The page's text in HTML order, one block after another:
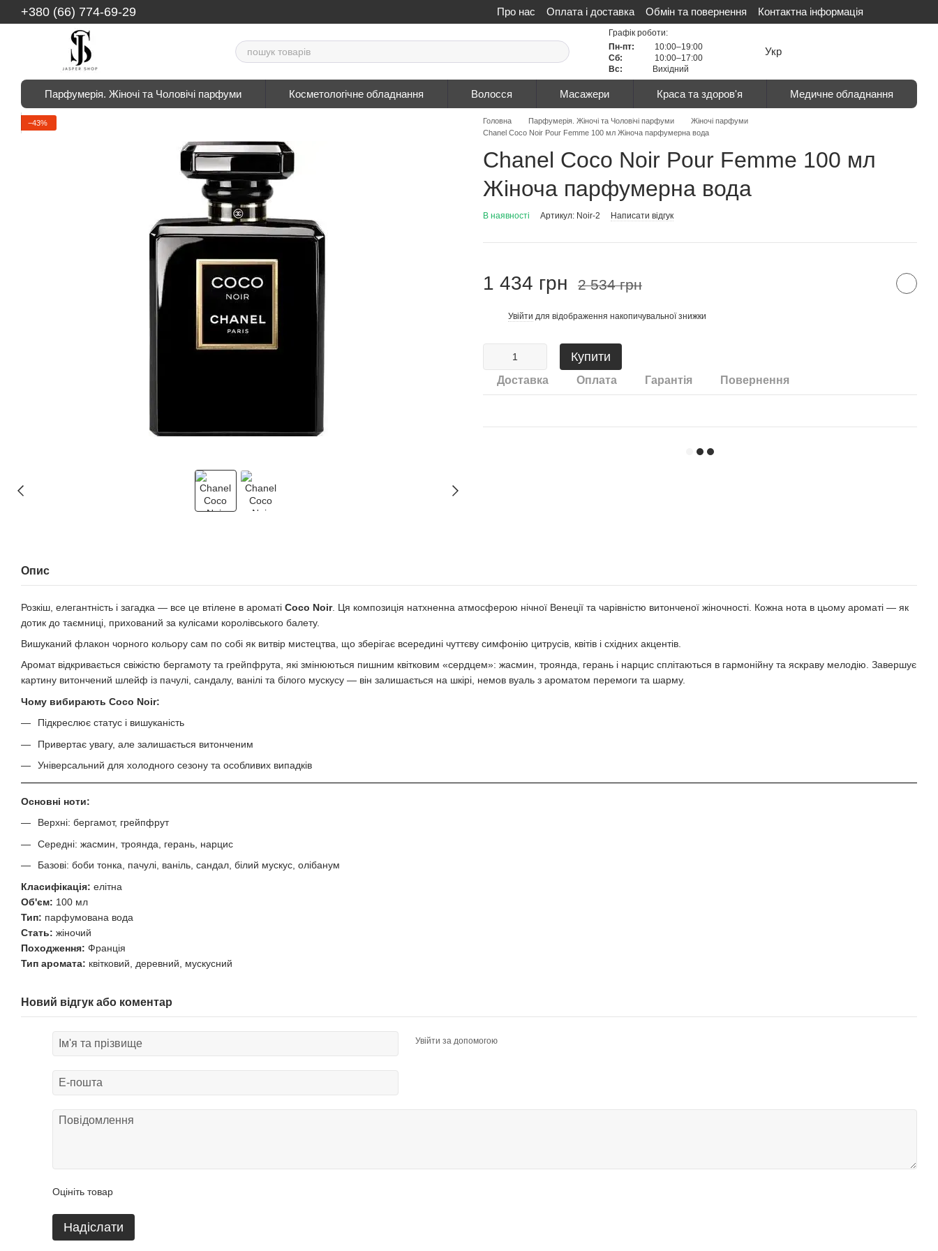
Перейти до основного контенту
+380 (66) 774-69-29 Про нас Оплата і доставка Обмін та повернення
Контактна інформація
Політика конфіденційності
Сертифікати Відгуки про магазин
Графік роботи:
Пн-пт:
10:00–19:00
Сб:
10:00–17:00
Вс:
Вихідний
Укр
Парфумерія. Жіночі та Чоловічі парфуми Косметологічне обладнання Волосся Масажери Краса та здоров'я Медичне обладнання
−43% Головна Парфумерія. Жіночі та Чоловічі парфуми
Жіночі парфуми
Сhаnеl Cоcо Nоіr Pour Femme 100 мл Жіноча парфумерна вода
Сhаnеl Cоcо Nоіr Pour Femme 100 мл
Жіноча парфумерна вода
В наявності Артикул: Noir-2 Написати відгук
1 434 грн 2 534 грн
Увійти для відображення накопичувальної знижки
Купити
Доставка Оплата Гарантія Повернення
Опис
Розкіш, елегантність і загадка — все це втілене в ароматі Cоcо Nоіr. Ця композиція натхненна атмосферою нічної Венеції та чарівністю витонченої жіночності. Кожна нота в цьому ароматі — як
дотик до таємниці, прихований за кулісами королівського балету.
Вишуканий флакон чорного кольору сам по собі як витвір мистецтва, що зберігає всередині чуттєву симфонію цитрусів, квітів і східних акцентів.
Аромат відкривається свіжістю бергамоту та грейпфрута, які змінюються пишним квітковим «сердцем»: жасмин, троянда, герань і нарцис сплітаються в гармонійну та яскраву мелодію. Завершує
картину витончений шлейф із пачулі, сандалу, ванілі та білого мускусу — він залишається на шкірі, немов вуаль з ароматом перемоги та шарму.
Чому вибирають Cоco Noir:
Підкреслює статус і вишуканість
Привертає увагу, але залишається витонченим
Універсальний для холодного сезону та особливих випадків
Основні ноти:
Верхні: бергамот, грейпфрут
Середні: жасмин, троянда, герань, нарцис
Базові: боби тонка, пачулі, ваніль, сандал, білий мускус, олібанум
Класифікація: елітна
Об'єм: 100 мл
Тип: парфумована вода
Стать: жіночий
Походження: Франція
Тип аромата: квітковий, деревний, мускусний
Новий відгук або коментар
Увійти за допомогою
Оцініть товар
Надіслати